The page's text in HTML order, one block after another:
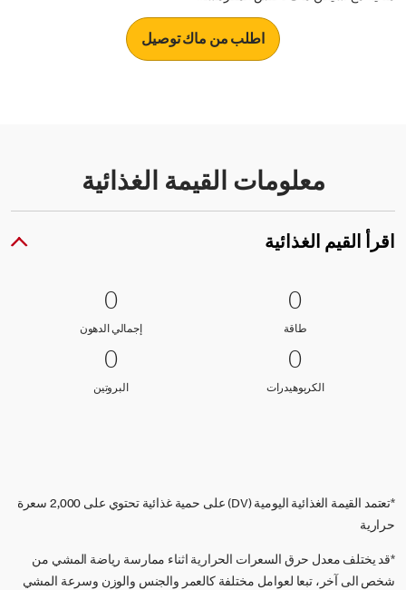
اطلب من ماك توصيل
معلومات القيمة الغذائية
اقرأ القيم الغذائية
0 طاقة
0
0
طاقةطاقة
0 إجمالي الدهون
0
إجمالي الدهونإجمالي الدهون
0 الكربوهيدرات
0
0
الكربوهيدراتالكربوهيدرات
0 البروتين
0
البروتين
*تعتمد القيمة الغذائية اليومية (DV) على حمية غذائية تحتوي على 2,000 سعرة
حرارية
*قد يختلف معدل حرق السعرات الحرارية اثناء ممارسة رياضة المشي من
شخص الى آخر، تبعا لعوامل مختلفة كالعمر والجنس والوزن وسرعة المشي